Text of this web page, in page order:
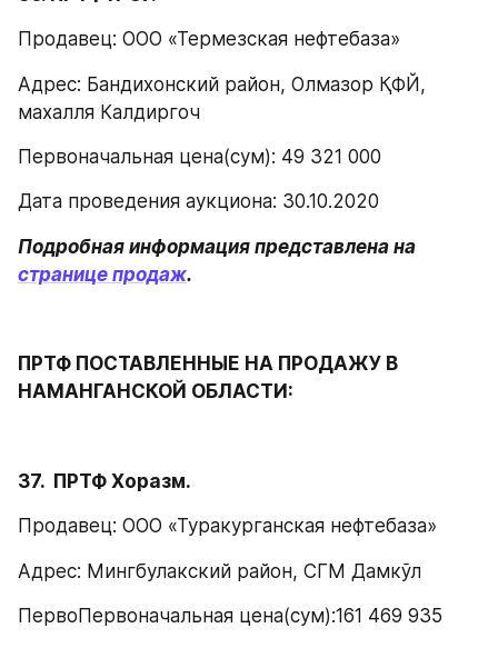
Продавец: ООО «Термезская нефтебаза»
Адрес: Бандихонский район, Олмазор ҚФЙ,
махалля Калдиргоч
Первоначальная цена(сум): 49 321 000
Дата проведения аукциона: 30.10.2020
странице продаж.
ПРТФ ПОСТАВЛЕННЫЕ НА ПРОДАЖУ В
НАМАНГАНСКОЙ ОБЛАСТИ:
37.  ПРТФ Хоразм.
Продавец: ООО «Туракурганская нефтебаза»
Адрес: Мингбулакский район, СГМ Дамкўл
ПервоПервоначальная цена(сум):161 469 935